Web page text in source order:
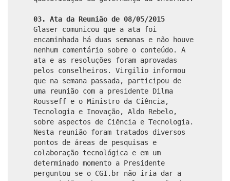
03. Ata da Reunião de 08/05/2015
Glaser comunicou que a ata foi
encaminhada há duas semanas e não houve
nenhum comentário sobre o conteúdo. A
ata e as resoluções foram aprovadas
pelos conselheiros. Virgilio informou
que na semana passada, participou de
uma reunião com a presidente Dilma
Rousseff e o Ministro da Ciência,
Tecnologia e Inovação, Aldo Rebelo,
sobre aspectos de Ciência e Tecnologia.
Nesta reunião foram tratados diversos
pontos de áreas de pesquisas e
colaboração tecnológica e em um
determinado momento a Presidente
perguntou se o CGI.br não iria dar a